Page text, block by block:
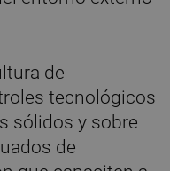
de
tecnológicos
sólidos y sobre
de